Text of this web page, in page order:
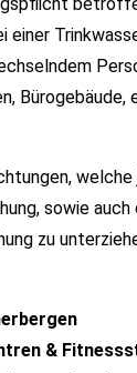
einer
Bürogebäude,
welche
sowie
zu
&